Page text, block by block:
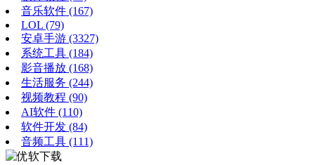
音乐软件 (167)
LOL (79)
安卓手游 (3327)
系统工具 (184)
影音播放 (168)
生活服务 (244)
视频教程 (90)
AI软件 (110)
软件开发 (84)
音频工具 (111)